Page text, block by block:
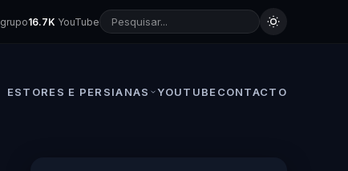
grupo16.7K YouTube
ESTORES E PERSIANAS YOUTUBE CONTACTO